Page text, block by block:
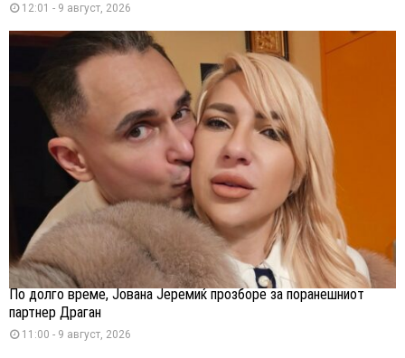
12:01 - 9 август, 2026
По долго време, Јована Јеремиќ прозборе за поранешниот
партнер Драган
11:00 - 9 август, 2026